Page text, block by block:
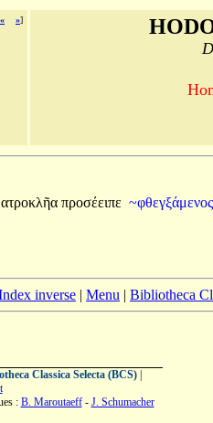
« »]
προσέειπε
inverse | Menu | Bibliotheca
Classica Selecta (BCS)|
: B. Maroutaeff- J. Schumacher